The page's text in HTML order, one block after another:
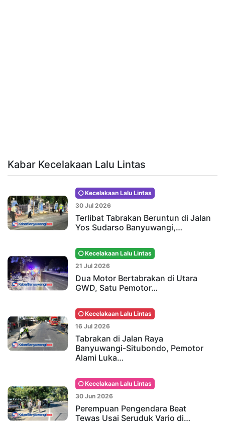
Kabar Kecelakaan Lalu Lintas
Kecelakaan Lalu Lintas
30 Jul 2026
Terlibat Tabrakan Beruntun di Jalan
Yos Sudarso Banyuwangi,…
Kecelakaan Lalu Lintas
21 Jul 2026
Dua Motor Bertabrakan di Utara
GWD, Satu Pemotor…
Kecelakaan Lalu Lintas
16 Jul 2026
Tabrakan di Jalan Raya
Banyuwangi-Situbondo, Pemotor
Alami Luka…
Kecelakaan Lalu Lintas
30 Jun 2026
Perempuan Pengendara Beat
Tewas Usai Seruduk Vario di…